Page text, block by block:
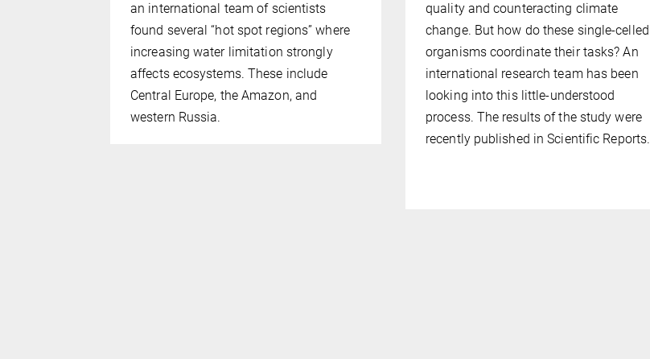
an international team of scientists
found several “hot spot regions” where
increasing water limitation strongly
affects ecosystems. These include
Central Europe, the Amazon, and
western Russia.
quality and counteracting climate
change. But how do these single-celled
organisms coordinate their tasks? An
international research team has been
looking into this little-understood
process. The results of the study were
recently published in Scientific Reports.